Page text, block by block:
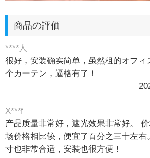
商品の評価
****人
很好，安装确实简单，虽然租的オフィ
个カーテン，逼格有了！
X***f
产品质量非常好，遮光效果非常好。
场价格相比较，便宜了百分之三十左右
寸也非常合适，安装也很方便！